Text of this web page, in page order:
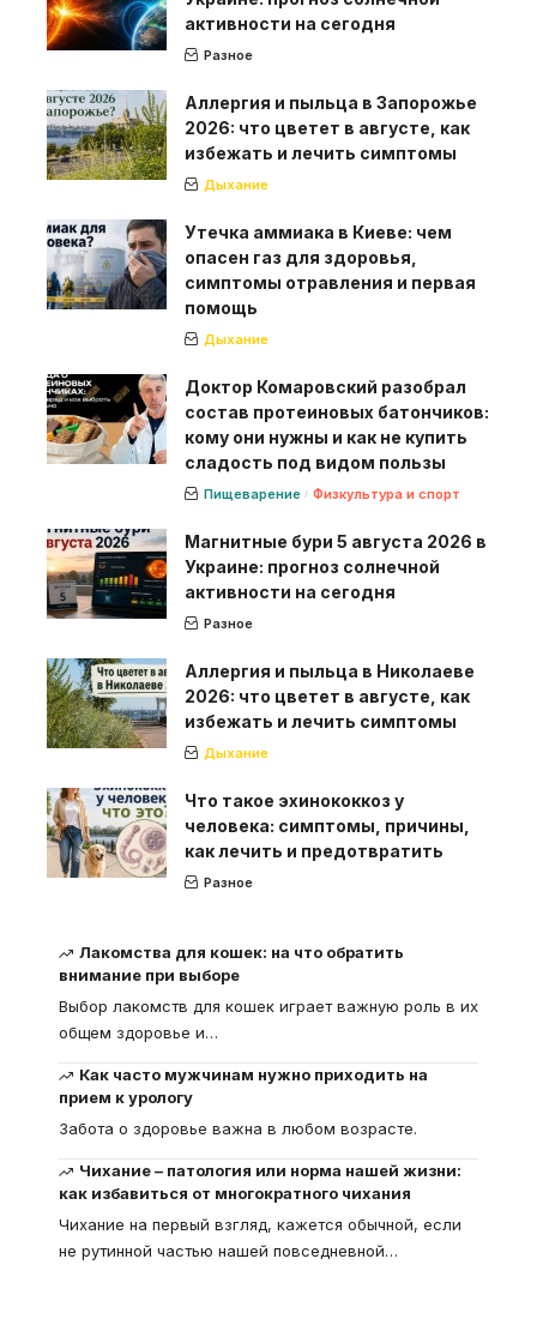
активности на сегодня
Разное
Аллергия и пыльца в Запорожье
2026: что цветет в августе, как
избежать и лечить симптомы
Дыхание
Утечка аммиака в Киеве: чем
опасен газ для здоровья,
симптомы отравления и первая
помощь
Дыхание
Доктор Комаровский разобрал
состав протеиновых батончиков:
кому они нужны и как не купить
сладость под видом пользы
Пищеварение Физкультура и спорт
Магнитные бури 5 августа 2026 в
Украине: прогноз солнечной
активности на сегодня
Разное
Аллергия и пыльца в Николаеве
2026: что цветет в августе, как
избежать и лечить симптомы
Дыхание
Что такое эхинококкоз у
человека: симптомы, причины,
как лечить и предотвратить
Разное
Лакомства для кошек: на что обратить
внимание при выборе
Выбор лакомств для кошек играет важную роль в их
общем здоровье и…
Как часто мужчинам нужно приходить на
прием к урологу
Забота о здоровье важна в любом возрасте.
Чихание – патология или норма нашей жизни:
как избавиться от многократного чихания
Чихание на первый взгляд, кажется обычной, если
не рутинной частью нашей повседневной…